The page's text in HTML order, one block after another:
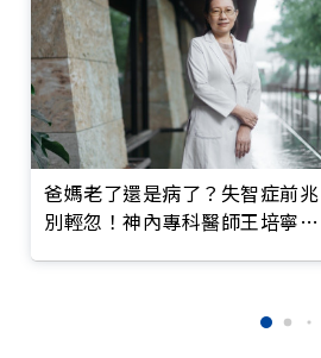
爸媽老了還是病了？失智症前兆
別輕忽！神內專科醫師王培寧呼